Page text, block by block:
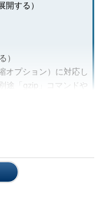
開する）
）
オプション）に対応し
途「gzip」コマンドや
です。